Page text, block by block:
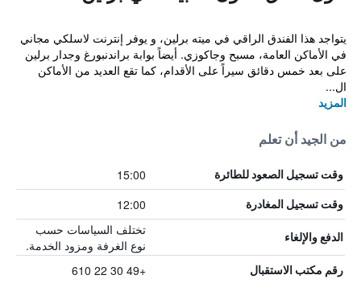
يتواجد هذا الفندق الراقي في ميته برلين، و يوفر إنترنت لاسلكي مجاني
في الأماكن العامة، مسبح وجاكوزي. أيضاً بوابة براندنبورغ وجدار برلين
على بعد خمس دقائق سيراً على الأقدام، كما تقع العديد من الأماكن
ال...
المزيد
من الجيد أن تعلم
وقت تسجيل الصعود للطائرة 15:00
وقت تسجيل المغادرة 12:00
الدفع والإلغاء
تختلف السياسات حسب
نوع الغرفة ومزود الخدمة.
رقم مكتب الاستقبال +49 30 22 610